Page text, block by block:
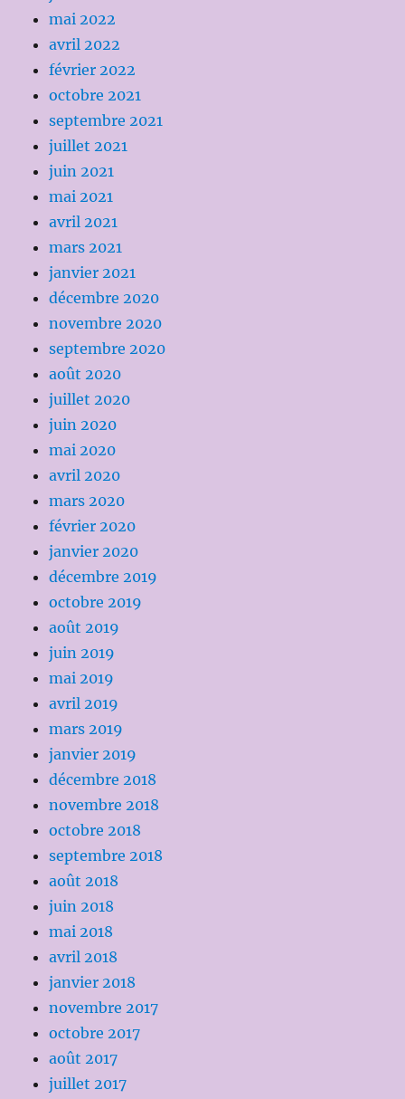
mai 2022
avril 2022
février 2022
octobre 2021
septembre 2021
juillet 2021
juin 2021
mai 2021
avril 2021
mars 2021
janvier 2021
décembre 2020
novembre 2020
septembre 2020
août 2020
juillet 2020
juin 2020
mai 2020
avril 2020
mars 2020
février 2020
janvier 2020
décembre 2019
octobre 2019
août 2019
juin 2019
mai 2019
avril 2019
mars 2019
janvier 2019
décembre 2018
novembre 2018
octobre 2018
septembre 2018
août 2018
juin 2018
mai 2018
avril 2018
janvier 2018
novembre 2017
octobre 2017
août 2017
juillet 2017